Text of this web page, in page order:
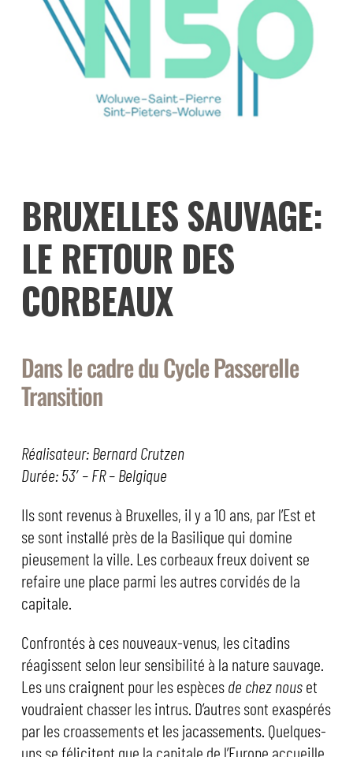
BRUXELLES SAUVAGE:
LE RETOUR DES
CORBEAUX
Dans le cadre du Cycle Passerelle
Transition
Réalisateur: Bernard Crutzen
Durée: 53′ – FR – Belgique
Ils sont revenus à Bruxelles, il y a 10 ans, par l’Est et
se sont installé près de la Basilique qui domine
pieusement la ville. Les corbeaux freux doivent se
refaire une place parmi les autres corvidés de la
capitale.
Confrontés à ces nouveaux-venus, les citadins
réagissent selon leur sensibilité à la nature sauvage.
Les uns craignent pour les espècesde chez nouset
voudraient chasser les intrus. D’autres sont exaspérés
par les croassements et les jacassements. Quelques-
uns se félicitent que la capitale de l’Europe accueille